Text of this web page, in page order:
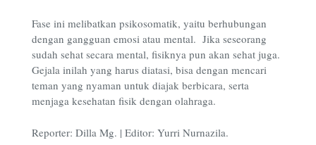
Fase ini melibatkan psikosomatik, yaitu berhubungan
dengan gangguan emosi atau mental. Jika seseorang
sudah sehat secara mental, fisiknya pun akan sehat juga.
Gejala inilah yang harus diatasi, bisa dengan mencari
teman yang nyaman untuk diajak berbicara, serta
menjaga kesehatan fisik dengan olahraga.
Reporter: Dilla Mg. | Editor: Yurri Nurnazila.